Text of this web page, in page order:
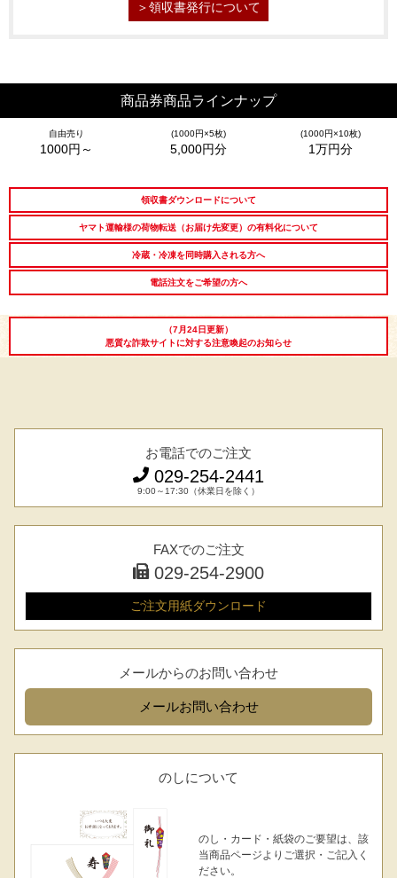
シーン別特集
お中元ギフト
お中元ハムギフ
誕生日ギフト
出産内祝い 結婚内祝い 法事・香典返し
長寿祝い 高級肉ギフト 法人ギフト
＞領収書発行について
商品券商品ラインナップ
自由売り
1000円～
(1000円×5枚)
5,000円分
(1000円×10枚)
1万円分
領収書ダウンロードについて
ヤマト運輸様の荷物転送（お届け先変更）の有料化について
冷蔵・冷凍を同時購入される方へ
電話注文をご希望の方へ
（7月24日更新）
悪質な詐欺サイトに対する注意喚起のお知らせ
お電話でのご注文
029-254-2441
9:00～17:30（休業日を除く）
FAXでのご注文
029-254-2900
ご注文用紙ダウンロード
メールからのお問い合わせ
メールお問い合わせ
のしについて
のし・カード・紙袋のご要望は、該
当商品ページよりご選択・ご記入く
ださい。